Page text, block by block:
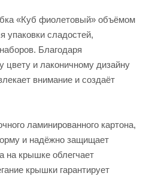
«Куб фиолетовый» объёмом
упаковки сладостей,
Благодаря
и лаконичному дизайну
внимание и создаёт
ламинированного картона,
и надёжно защищает
на крышке облегчает
крышки гарантирует